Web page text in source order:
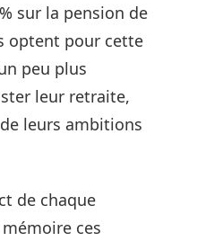
sur la pension de
optent pour cette
peu plus
leur retraite,
leurs ambitions
de chaque
ces